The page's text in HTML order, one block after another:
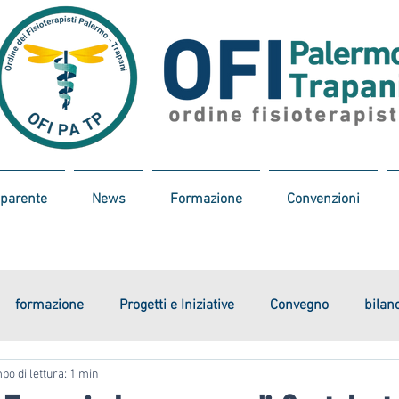
News Formazione Convenzioni
formazione Progetti e Iniziative Convegno
convenzioni
di lettura: 1 min